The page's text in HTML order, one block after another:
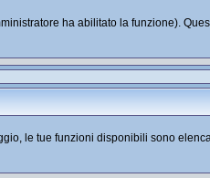
ha abilitato la funzione).
le tue funzioni disponibili sono